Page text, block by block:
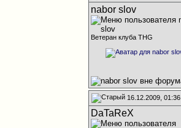
nabor slov
Ветеран клуба THG
16.12.2009, 01:36
DaTaReX